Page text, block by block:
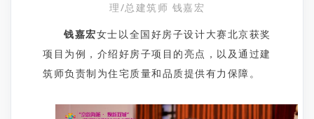
理/总建筑师 钱嘉宏
钱嘉宏女士以全国好房子设计大赛北京获奖
项目为例，介绍好房子项目的亮点，以及通过建
筑师负责制为住宅质量和品质提供有力保障。